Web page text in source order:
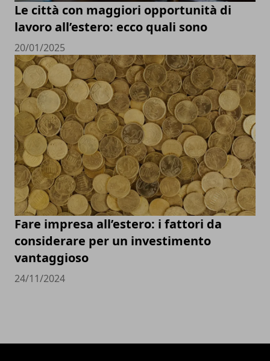
Le città con maggiori opportunità di
lavoro all’estero: ecco quali sono
20/01/2025
Fare impresa all’estero: i fattori da
considerare per un investimento
vantaggioso
24/11/2024